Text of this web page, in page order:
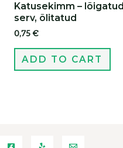
Katusekimm – lõigatud
serv, õlitatud
0,75€
ADD TO CART